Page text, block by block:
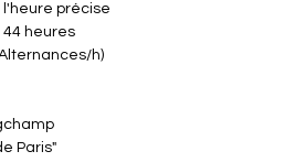
l'heure précise
44 heures
h)
Paris"